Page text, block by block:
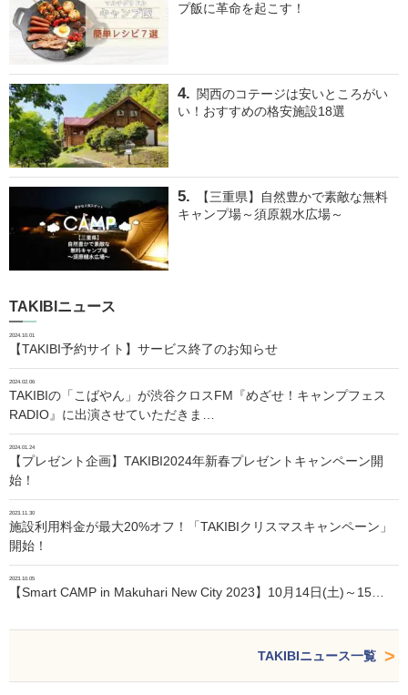
プ飯に革命を起こす！
関西のコテージは安いところがい
い！おすすめの格安施設18選
【三重県】自然豊かで素敵な無料
キャンプ場～須原親水広場～
TAKIBIニュース
2024.10.01
【TAKIBI予約サイト】サービス終了のお知らせ
2024.02.06
TAKIBIの「こばやん」が渋谷クロスFM『めざせ！キャンプフェス
RADIO』に出演させていただきま…
2024.01.24
【プレゼント企画】TAKIBI2024年新春プレゼントキャンペーン開
始！
2023.11.30
施設利用料金が最大20%オフ！「TAKIBIクリスマスキャンペーン」
開始！
2023.10.05
【Smart CAMP in Makuhari New City 2023】10月14日(土)～15…
TAKIBIニュース一覧